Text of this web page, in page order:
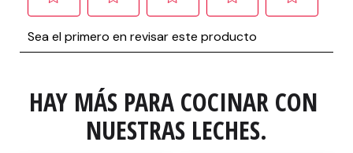
HAY MÁS PARA COCINAR CON
NUESTRAS LECHES.